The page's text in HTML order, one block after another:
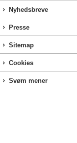
Nyhedsbreve
Presse
Sitemap
Cookies
Svøm mener